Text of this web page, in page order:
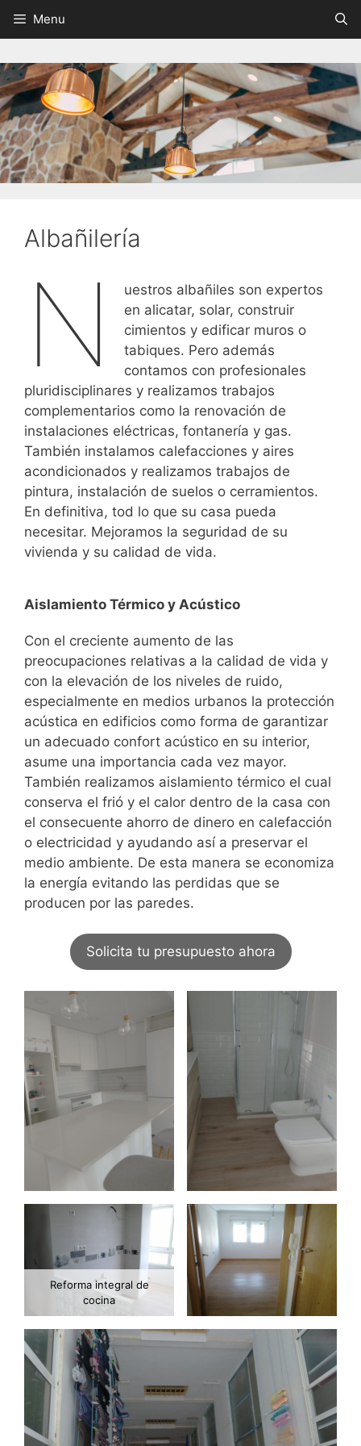
Menu
Albañilería
N
uestros albañiles son expertos
en alicatar, solar, construir
cimientos y edificar muros o
tabiques. Pero además
contamos con profesionales
pluridisciplinares y realizamos trabajos
complementarios como la renovación de
instalaciones eléctricas, fontanería y gas.
También instalamos calefacciones y aires
acondicionados y realizamos trabajos de
pintura, instalación de suelos o cerramientos.
En definitiva, tod lo que su casa pueda
necesitar. Mejoramos la seguridad de su
vivienda y su calidad de vida.
Aislamiento Térmico y Acústico
Con el creciente aumento de las
preocupaciones relativas a la calidad de vida y
con la elevación de los niveles de ruido,
especialmente en medios urbanos la protección
acústica en edificios como forma de garantizar
un adecuado confort acústico en su interior,
asume una importancia cada vez mayor.
También realizamos aislamiento térmico el cual
conserva el frió y el calor dentro de la casa con
el consecuente ahorro de dinero en calefacción
o electricidad y ayudando así a preservar el
medio ambiente. De esta manera se economiza
la energía evitando las perdidas que se
producen por las paredes.
Solicita tu presupuesto ahora
Reforma integral de
cocina